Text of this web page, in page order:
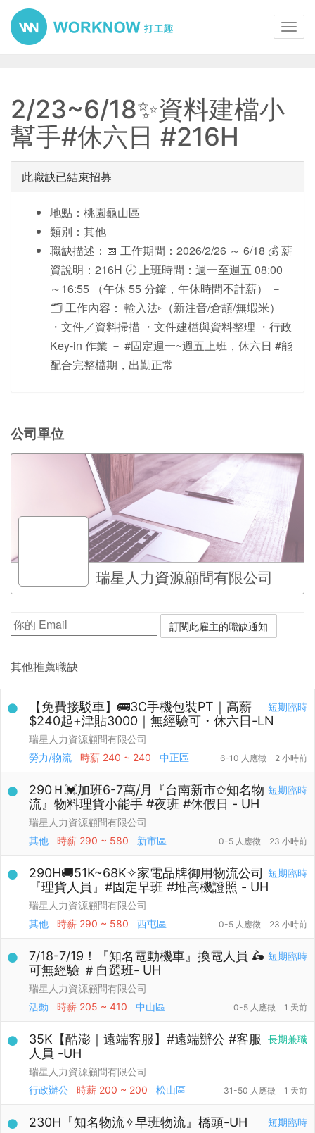
2/23~6/18✨資料建檔小
幫手#休六日 #216H
此職缺已結束招募
地點：桃園龜山區
類別：其他
職缺描述：📅 工作期間：2026/2/26 ～ 6/18 💰 薪
資說明：216H 🕗 上班時間：週一至週五 08:00
～16:55 （午休 55 分鐘，午休時間不計薪） －
🗂 工作內容： 輸入法▹（新注音/倉頡/無蝦米）
・文件／資料掃描 ・文件建檔與資料整理 ・行政
Key-in 作業 － #固定週一~週五上班，休六日 #能
配合完整檔期，出勤正常
公司單位
瑞星人力資源顧問有限公司
其他推薦職缺
短期臨時
【免費接駁車】🚌3C手機包裝PT｜高薪
$240起+津貼3000｜無經驗可・休六日-LN
瑞星人力資源顧問有限公司
勞力/物流
時薪 240 ~ 240 中正區 6-10 人應徵 2 小時前
短期臨時
290Ｈ💓加班6-7萬/月『台南新市✩知名物
流』物料理貨小能手 #夜班 #休假日 - UH
瑞星人力資源顧問有限公司
其他
時薪 290 ~ 580 新市區 0-5 人應徵 23 小時前
短期臨時
290H🚚51K~68K✧家電品牌御用物流公司
『理貨人員』#固定早班 #堆高機證照 - UH
瑞星人力資源顧問有限公司
其他
時薪 290 ~ 580 西屯區 0-5 人應徵 23 小時前
短期臨時
7/18-7/19！『知名電動機車』換電人員 🛵
可無經驗 ＃自選班- UH
瑞星人力資源顧問有限公司
活動
時薪 205 ~ 410 中山區 0-5 人應徵 1 天前
長期兼職
35K【酷澎｜遠端客服】#遠端辦公 #客服
人員 -UH
瑞星人力資源顧問有限公司
行政辦公
時薪 200 ~ 200 松山區 31-50 人應徵 1 天前
短期臨時
230H『知名物流✧早班物流』橋頭-UH